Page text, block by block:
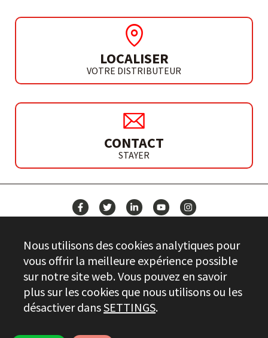
LOCALISER
VOTRE DISTRIBUTEUR
CONTACT
STAYER
CONTACT
Stayer.es © 2026
Nous utilisons des cookies analytiques pour
vous offrir la meilleure expérience possible
sur notre site web. Vous pouvez en savoir
plus sur les cookies que nous utilisons ou les
désactiver dansSETTINGS.